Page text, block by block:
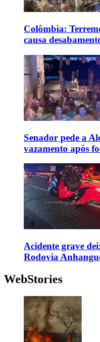
Colômbia:
causa
Senador pede a
vazamento após
Acidente grave
Rodovia
WebStories